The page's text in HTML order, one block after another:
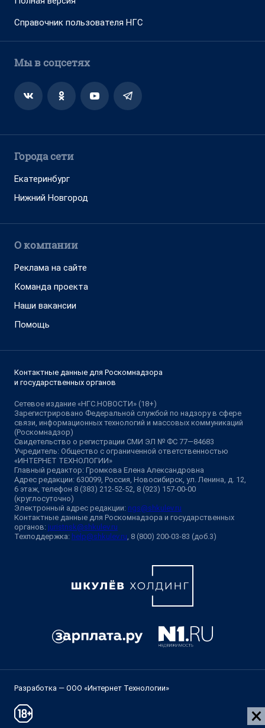
Справочник пользователя НГС
Мы в соцсетях
Города сети
Екатеринбург
Нижний Новгород
О компании
Реклама на сайте
Команда проекта
Наши вакансии
Помощь
Контактные данные для Роскомнадзора
и государственных органов
Сетевое издание «НГС.НОВОСТИ» (18+)
Зарегистрировано Федеральной службой по надзору в сфере
связи, информационных технологий и массовых коммуникаций
(Роскомнадзор)
Свидетельство о регистрации СМИ ЭЛ № ФС 77—84683
Учредитель: Общество с ограниченной ответственностью
«ИНТЕРНЕТ ТЕХНОЛОГИИ»
Главный редактор: Громкова Елена Александровна
Адрес редакции: 630099, Россия, Новосибирск, ул. Ленина, д. 12,
6 этаж, телефон 8 (383) 212-52-52, 8 (923) 157-00-00
(круглосуточно)
Электронный адрес редакции: ngs@shkulev.ru
Контактные данные для Роскомнадзора и государственных
органов: juristnsk@shkulev.ru
Техподдержка: help@shkulev.ru, 8 (800) 200-03-83 (доб.3)
Разработка — ООО «Интернет Технологии»